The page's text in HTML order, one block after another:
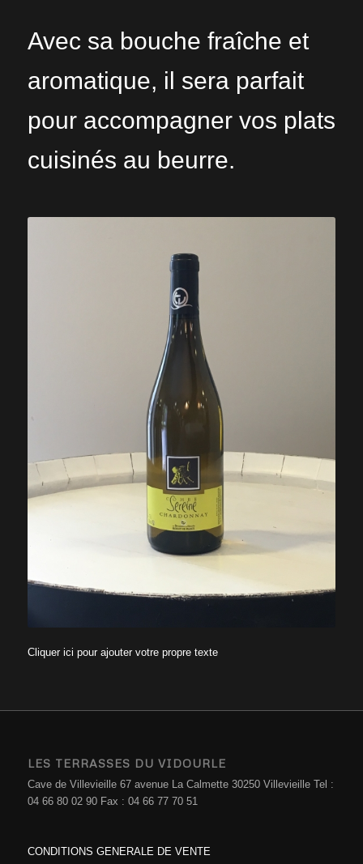
Avec sa bouche fraîche et
aromatique, il sera parfait
pour accompagner vos plats
cuisinés au beurre.
Cliquer ici pour ajouter votre propre texte
LES TERRASSES DU VIDOURLE
Cave de Villevieille 67 avenue La Calmette 30250 Villevieille Tel :
04 66 80 02 90 Fax : 04 66 77 70 51
CONDITIONS GENERALE DE VENTE